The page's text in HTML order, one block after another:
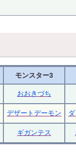
モンスター3
おおきづち
デザートデーモン
ギガンテス